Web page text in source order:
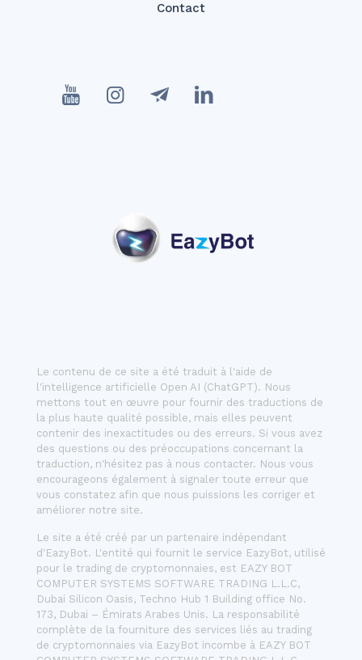
Contact
Le contenu de ce site a été traduit à l'aide de
l'intelligence artificielle Open AI (ChatGPT). Nous
mettons tout en œuvre pour fournir des traductions de
la plus haute qualité possible, mais elles peuvent
contenir des inexactitudes ou des erreurs. Si vous avez
des questions ou des préoccupations concernant la
traduction, n'hésitez pas à nous contacter. Nous vous
encourageons également à signaler toute erreur que
vous constatez afin que nous puissions les corriger et
améliorer notre site.
Le site a été créé par un partenaire indépendant
d'EazyBot. L'entité qui fournit le service EazyBot, utilisé
pour le trading de cryptomonnaies, est EAZY BOT
COMPUTER SYSTEMS SOFTWARE TRADING L.L.C,
Dubai Silicon Oasis, Techno Hub 1 Building office No.
173, Dubai – Émirats Arabes Unis. La responsabilité
complète de la fourniture des services liés au trading
de cryptomonnaies via EazyBot incombe à EAZY BOT